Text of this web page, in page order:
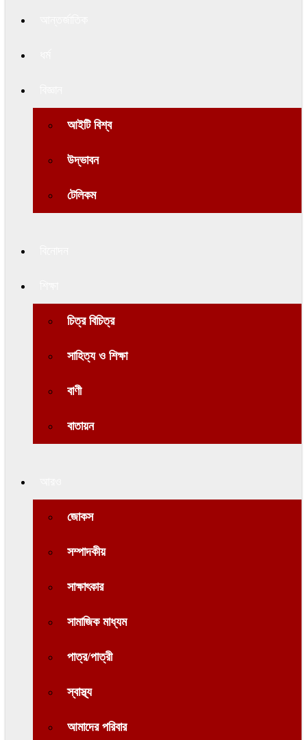
আইটি বিশ্ব
উদ্ভাবন
টেলিকম
চিত্র বিচিত্র
সাহিত্য ও শিক্ষা
বাণী
বাতায়ন
জোকস
সম্পাদকীয়
সাক্ষাৎকার
সামাজিক মাধ্যম
পাত্র/পাত্রী
স্বাস্থ্য
আমাদের পরিবার